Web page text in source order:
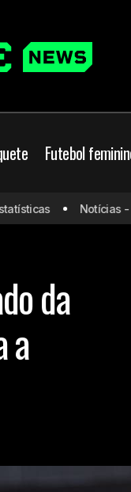
Futebol
Copa do Mundo e
Notícias -
da
a